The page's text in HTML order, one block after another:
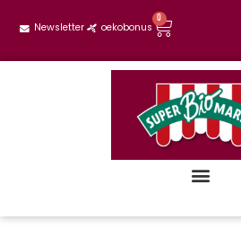
Newsletter oekobonus
0